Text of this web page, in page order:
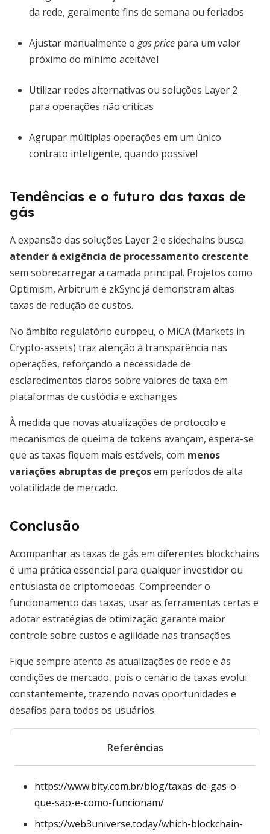
da rede, geralmente fins de semana ou feriados
Ajustar manualmente o gas price para um valor
próximo do mínimo aceitável
Utilizar redes alternativas ou soluções Layer 2
para operações não críticas
Agrupar múltiplas operações em um único
contrato inteligente, quando possível
Tendências e o futuro das taxas de
gás
A expansão das soluções Layer 2 e sidechains busca
atender à exigência de processamento crescente
sem sobrecarregar a camada principal. Projetos como
Optimism, Arbitrum e zkSync já demonstram altas
taxas de redução de custos.
No âmbito regulatório europeu, o MiCA (Markets in
Crypto-assets) traz atenção à transparência nas
operações, reforçando a necessidade de
esclarecimentos claros sobre valores de taxa em
plataformas de custódia e exchanges.
À medida que novas atualizações de protocolo e
mecanismos de queima de tokens avançam, espera-se
que as taxas fiquem mais estáveis, com menos
variações abruptas de preçosem períodos de alta
volatilidade de mercado.
Conclusão
Acompanhar as taxas de gás em diferentes blockchains
é uma prática essencial para qualquer investidor ou
entusiasta de criptomoedas. Compreender o
funcionamento das taxas, usar as ferramentas certas e
adotar estratégias de otimização garante maior
controle sobre custos e agilidade nas transações.
Fique sempre atento às atualizações de rede e às
condições de mercado, pois o cenário de taxas evolui
constantemente, trazendo novas oportunidades e
desafios para todos os usuários.
Referências
https://www.bity.com.br/blog/taxas-de-gas-o-
que-sao-e-como-funcionam/
https://web3universe.today/which-blockchain-